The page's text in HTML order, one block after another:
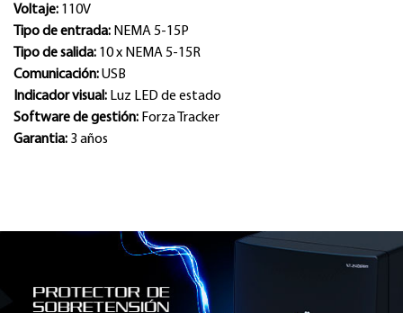
Voltaje: 110V
Tipo de entrada: NEMA 5-15P
Tipo de salida: 10 x NEMA 5-15R
Comunicación:USB
Indicador visual: Luz LED de estado
Software de gestión: Forza Tracker
Garantia: 3 años